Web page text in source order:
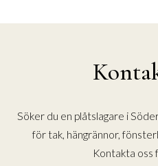
Söker du en plåtslagare i
för tak, hängrännor,
Kontakta